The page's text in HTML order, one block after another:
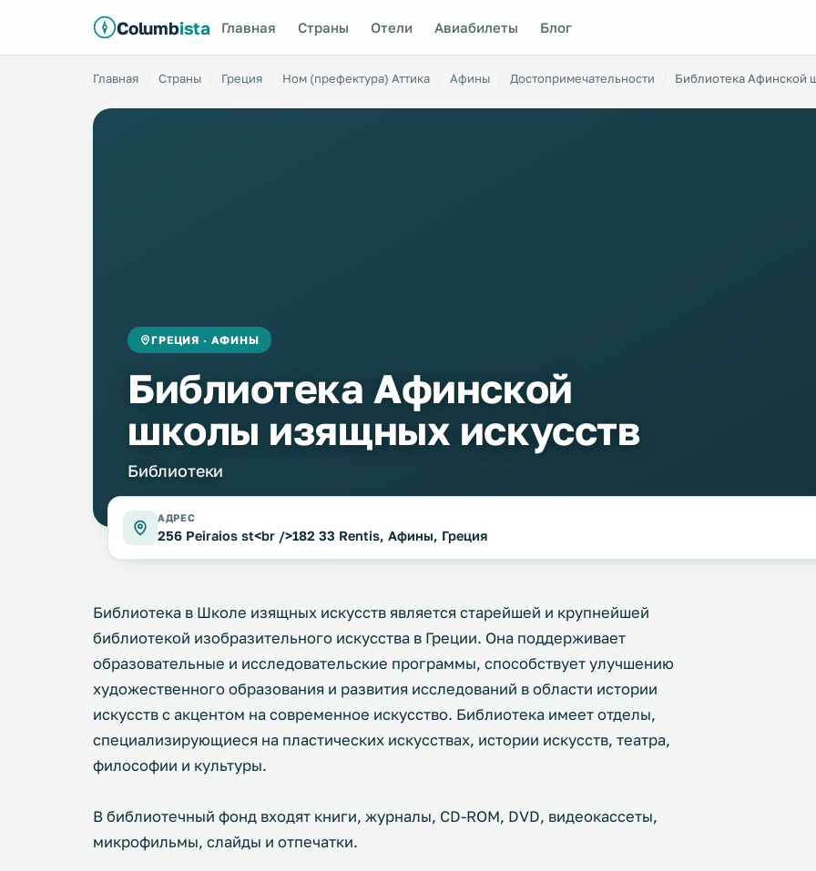
Columbista Главная Страны Отели Авиабилеты Блог
Главная Страны Греция Ном (префектура) Аттика Афины Достопримечательности Библиотека Афинской
ГРЕЦИЯ · АФИНЫ
Библиотека Афинской
школы изящных искусств
Библиотеки
АДРЕС
256 Peiraios st<br />182 33 Rentis, Афины, Греция
Библиотека в Школе изящных искусств является старейшей и крупнейшей
библиотекой изобразительного искусства в Греции. Она поддерживает
образовательные и исследовательские программы, способствует улучшению
художественного образования и развития исследований в области истории
искусств с акцентом на современное искусство. Библиотека имеет отделы,
специализирующиеся на пластических искусствах, истории искусств, театра,
философии и культуры.
В библиотечный фонд входят книги, журналы, CD-ROM, DVD, видеокассеты,
микрофильмы, слайды и отпечатки.